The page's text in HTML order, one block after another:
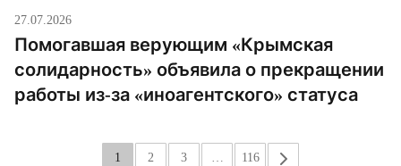
27.07.2026
Помогавшая верующим «Крымская
солидарность» объявила о прекращении
работы из-за «иноагентского» статуса
1 2 3 116 »